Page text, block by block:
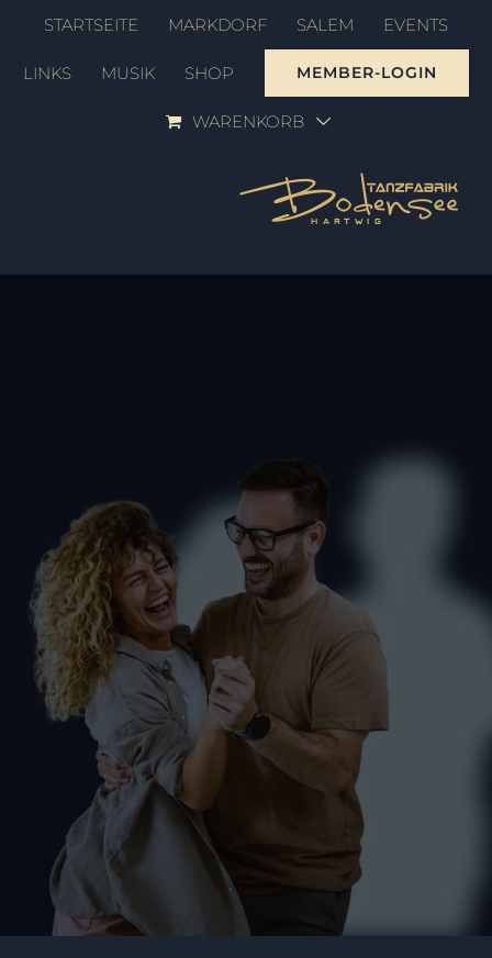
Zum
springen
STARTSEITE MARKDORF SALEM EVENTS
LINKS MUSIK SHOP MEMBER-LOGIN
WARENKORB
Hochzeitskurse Markdorf –
Sag Ja!
PAARE